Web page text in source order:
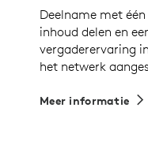
Deelname met
inhoud delen en
vergaderervaring
het netwerk
Meer informatie